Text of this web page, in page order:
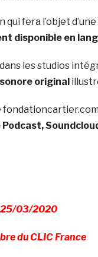
qui fera l’objet
disponible en
les studios
original
25/03/2020
du CLIC France